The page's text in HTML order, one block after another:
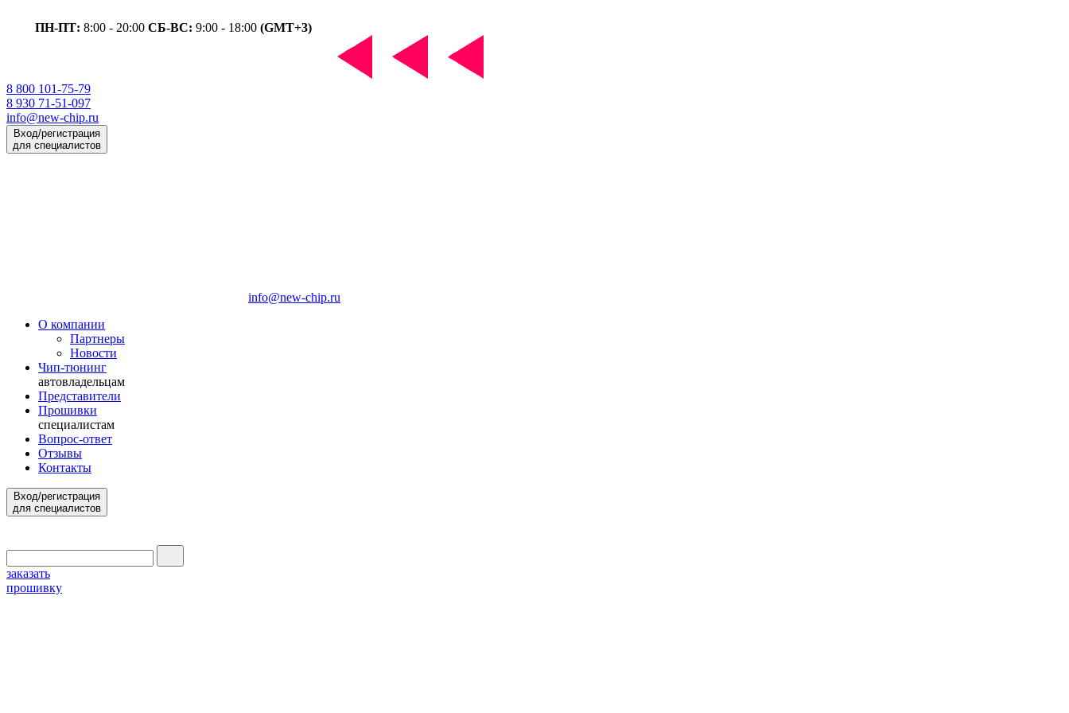
ПН-ПТ: 8:00 - 20:00 СБ-ВС: 9:00 - 18:00 (GMT+3)
8 800 101-75-79
8 930 71-51-097
info@new-chip.ru
Вход/регистрация
для специалистов
info@new-chip.ru
О компании
Партнеры
Новости
Чип-тюнинг
автовладельцам
Представители
Прошивки
специалистам
Вопрос-ответ
Отзывы
Контакты
Вход/регистрация
для специалистов
заказать
прошивку